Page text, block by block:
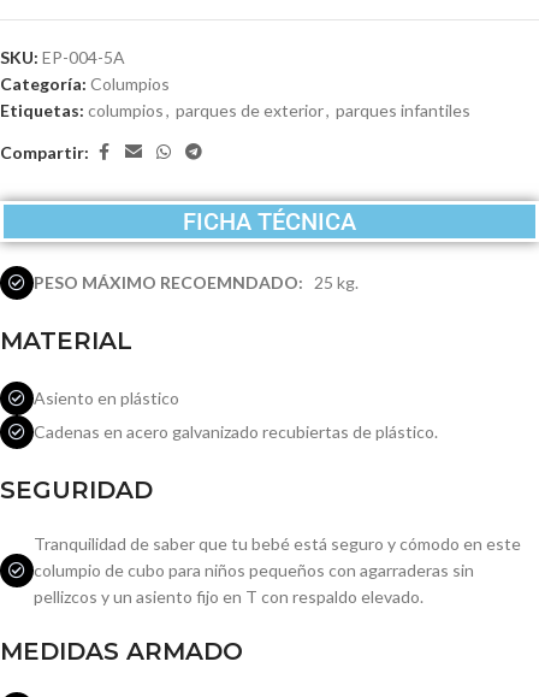
SKU: EP-004-5A
Categoría: Columpios
Etiquetas: columpios, parques de exterior, parques infantiles
Compartir:
FICHA TÉCNICA
PESO MÁXIMO RECOEMNDADO: 25 kg.
MATERIAL
Asiento en plástico
Cadenas en acero galvanizado recubiertas de plástico.
SEGURIDAD
Tranquilidad de saber que tu bebé está seguro y cómodo en este
columpio de cubo para niños pequeños con agarraderas sin
pellizcos y un asiento fijo en T con respaldo elevado.
MEDIDAS ARMADO